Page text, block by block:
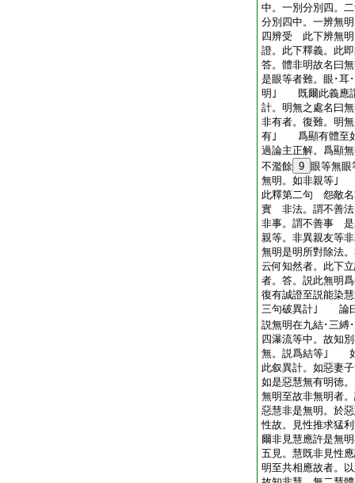
中。一別分別四。
分別四中。一辨無
四辨受 此下辨無明
證。此下釋義。
答。體非明故名
是眼等者難。眼･耳
明｣ 既爾此義應謂
計。明無之處名
非有者。復難。明
有｣ 爲顯有體至如
過論主正解。爲顯
不濫餘 9 眼等無
無明。如非親等｣
此釋第二句 怨敵
實 非法。謂不善
非事。謂不善事 是
親等。非異親友等
無明是明所對除法
云何知然者。此
者。答。説此無明
復有誠證至説能染
三句破異計｣ 論曰
説無明在九結･三縛
四瀑流等中。故知
無。説爲結等｣ 如
此叙異計。如惡妻
如是惡慧無有明
無明至故非無明者
惡慧非是無明。於
性故。見性推求
爾非見慧應許是無
五見。慧既非見
明至共相應故者。